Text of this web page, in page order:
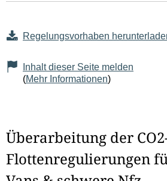
Regelungsvorhaben
Inhalt dieser Seite melden
(Mehr Informationen)
Überarbeitung der
Flottenregulierungen